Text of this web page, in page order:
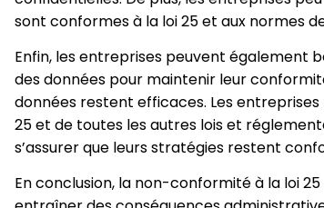
sont conformes à la loi 25 et aux normes
Enfin, les entreprises peuvent également
des données pour maintenir leur
données restent efficaces. Les
25 et de toutes les autres lois et
s’assurer que leurs stratégies restent
En conclusion, la non-conformité à la loi